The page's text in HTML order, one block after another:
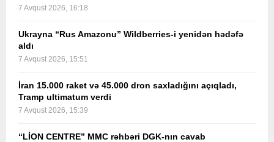
7 Avqust 2026, 16:18
Ukrayna “Rus Amazonu” Wildberries-i yenidən hədəfə
aldı
7 Avqust 2026, 15:51
İran 15.000 raket və 45.000 dron saxladığını açıqladı,
Tramp ultimatum verdi
7 Avqust 2026, 15:39
“LİON CENTRE” MMC rəhbəri DGK-nın cavab